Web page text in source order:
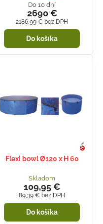
Do 10 dní
2690 €
2186,99 € bez DPH
Do košíka
Flexi bowl Ø120 x H 60
Skladom
109,95 €
89,39 € bez DPH
Do košíka